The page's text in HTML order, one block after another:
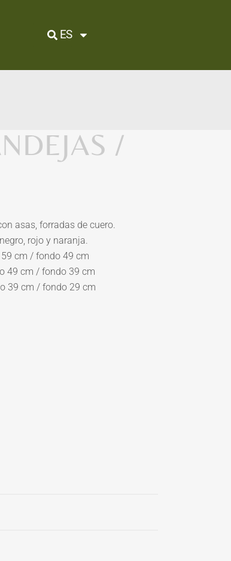
ES
/
asas, forradas de cuero.
rojo y naranja.
cm / fondo 49 cm
49 cm / fondo 39 cm
39 cm / fondo 29 cm